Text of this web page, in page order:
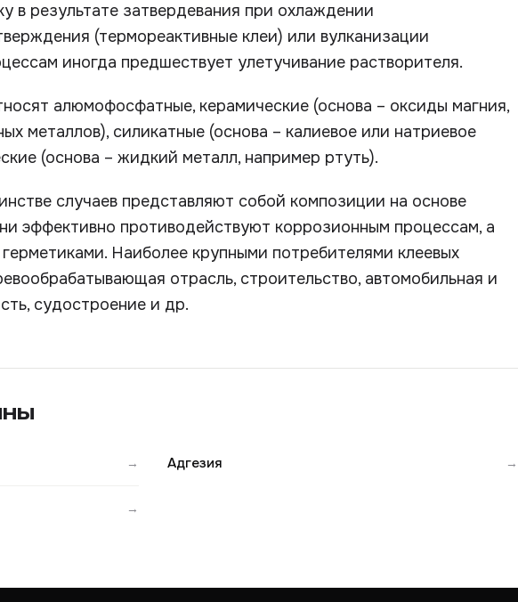
в результате затвердевания при охлаждении
(термореактивные клеи) или вулканизации
иногда предшествует улетучивание растворителя.
алюмофосфатные, керамические (основа – оксиды магния,
металлов), силикатные (основа – калиевое или натриевое
(основа – жидкий металл, например ртуть).
случаев представляют собой композиции на основе
эффективно противодействуют коррозионным процессам, а
Наиболее крупными потребителями клеевых
отрасль, строительство, автомобильная и
судостроение и др.
→ Адгезия →
→